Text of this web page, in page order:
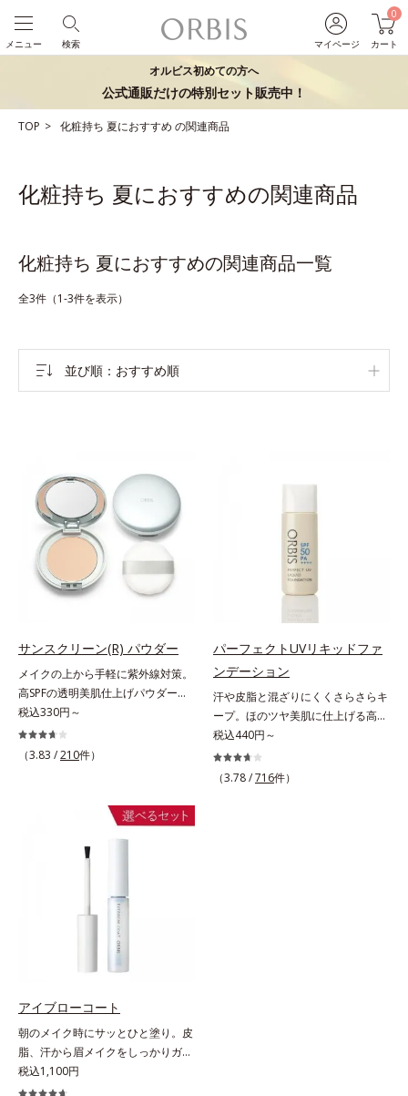
マイページ
0
カート
検索
メニュー
オルビス初めての方へ
公式通販だけの特別セット販売中！
TOP 化粧持ち 夏におすすめ の関連商品
化粧持ち 夏におすすめの関連商品
化粧持ち 夏におすすめの関連商品一覧
全3件（1-3件を表示）
並び順 おすすめ順
サンスクリーン(R) パウダー
メイクの上から手軽に紫外線対策。
高SPFの透明美肌仕上げパウダー。
メイクの上から手を汚さずに紫外線
対策ができるUVカットパウダーで
す。“素肌のようななめらかな軽
ストタイプ。外出先でも、メイクの
上からササッとUVカットとお直し
が同時にできるお役立ちアイテムで
す。毛穴や色ムラをカバーしながら
秘密は「スムースヴェールパウダー
(*1)」にあります。7種の球状粉体
(*2)が凹凸を埋めて、肌に薄いヴェ
肌のようなナチュラルなツヤ感を演
出します。また、皮脂を吸着する
「あぶらとりパウダー(*3)」を配合
し、くずれ＆テカリを防いでサラサ
ラ肌が長時間続きます。パウダータ
税込330円～
（3.83 /210件）
パーフェクトUVリキッドファ
ンデーション
汗や皮脂と混ざりにくくさらさらキ
ープ。ほのツヤ美肌に仕上げる高
SPFファンデ。SPF50・PA++++で紫
外線を強力カットしながら、さらさ
ら美肌が10時間(*)続くリキッドフ
税込440円～
（3.78 /716件）
アイブローコート
朝のメイク時にサッとひと塗り。皮
脂、汗から眉メイクをしっかりガー
ド！。メイク時に描いた眉の上から
サッとひと塗りするだけで、描いた
税込1,100円